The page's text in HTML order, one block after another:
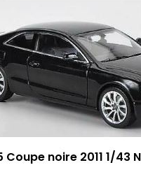
Coupe noire 2011 1/43